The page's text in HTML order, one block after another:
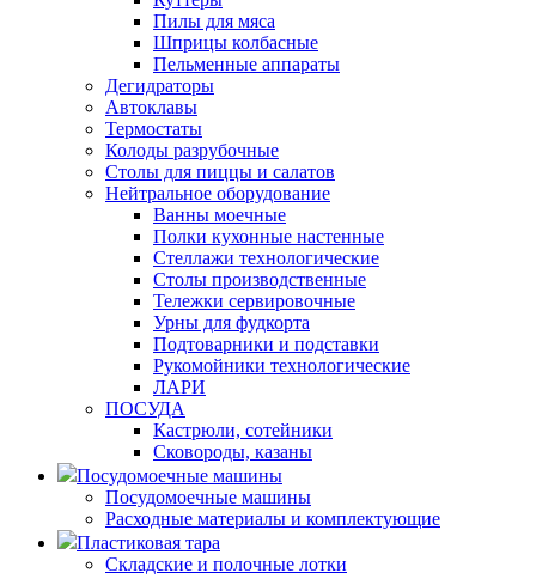
Пилы для мяса
Шприцы колбасные
Пельменные аппараты
Дегидраторы
Автоклавы
Термостаты
Колоды разрубочные
Столы для пиццы и салатов
Нейтральное оборудование
Ванны моечные
Полки кухонные настенные
Стеллажи технологические
Столы производственные
Тележки сервировочные
Урны для фудкорта
Подтоварники и подставки
Рукомойники технологические
ЛАРИ
ПОСУДА
Кастрюли, сотейники
Сковороды, казаны
Посудомоечные машины
Посудомоечные машины
Расходные материалы и комплектующие
Пластиковая тара
Складские и полочные лотки